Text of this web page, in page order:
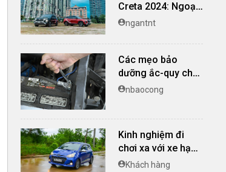
Creta 2024: Ngoại
thất hiện đại, trang
nhưng động cơ hơi
lép vế
ngantnt
Các mẹo bảo
dưỡng ắc-quy cho
xe ô tô
nbaocong
Kinh nghiệm đi
chơi xa với xe hạng
AKhách hàng